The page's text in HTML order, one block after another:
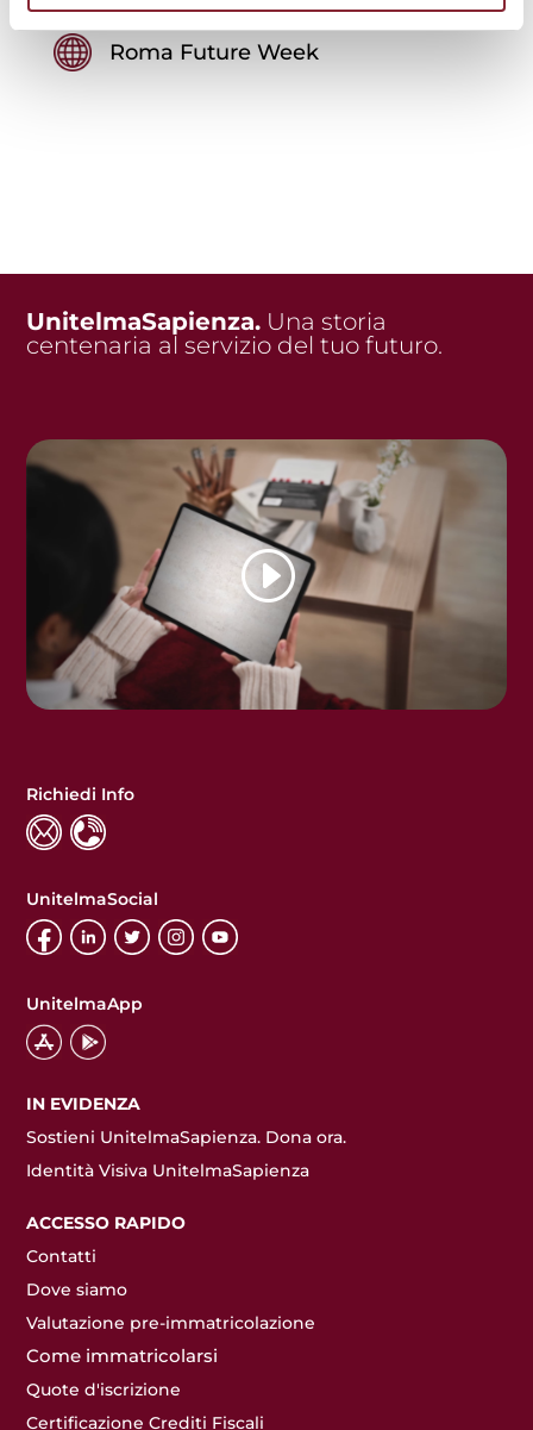
Roma Future Week
UnitelmaSapienza. Una storia
centenaria al servizio del tuo futuro.
Richiedi Info
UnitelmaSocial
UnitelmaApp
IN EVIDENZA
Sostieni UnitelmaSapienza. Dona ora.
Identità Visiva UnitelmaSapienza
ACCESSO RAPIDO
Contatti
Dove siamo
Valutazione pre-immatricolazione
Come immatricolarsi
Quote d'iscrizione
Certificazione Crediti Fiscali